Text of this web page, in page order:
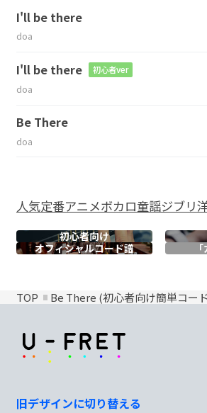
I'll be there
doa
I'll be there 初心者ver
doa
Be There
doa
人気定番アニメボカロ童謡ジブリ
初心者向け
オフィシャルコード譜
TOP Be There (初心者向け簡単コー
旧デザインに切り替える